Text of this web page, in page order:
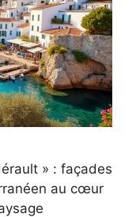
» : façades
au cœur